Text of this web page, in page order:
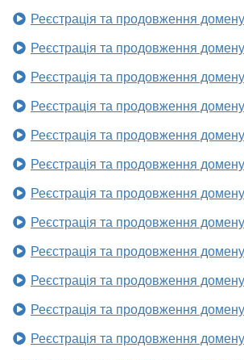
Реєстрація та продовження домену
Реєстрація та продовження домену
Реєстрація та продовження домену
Реєстрація та продовження домену
Реєстрація та продовження домену
Реєстрація та продовження домену
Реєстрація та продовження домену
Реєстрація та продовження домену
Реєстрація та продовження домену
Реєстрація та продовження домену
Реєстрація та продовження домену
Реєстрація та продовження домену